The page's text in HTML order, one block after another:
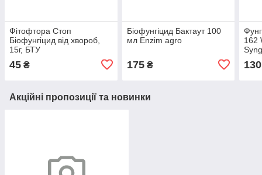
Фітофтора Стоп
Біофунгіцид від хвороб,
15г, БТУ
45 ₴
Біофунгіцид Бактаут 100
мл Enzim agro
175₴
162
130
Акційні пропозиції та новинки